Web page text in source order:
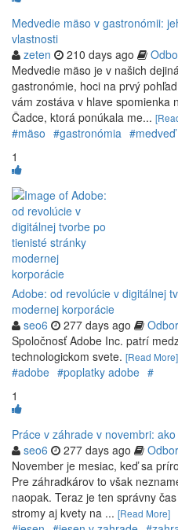
Medvedie mäso v gastronómii:
vlastnosti
zeten
210 days ago
Medvedie mäso je v našich
gastronómie, hoci na prvý
vám zostáva v hlave spomienka
Čadce, ktorá ponúkala me...
#mäso #gastronómia #medveď
1
Adobe: od revolúcie v digitálnej
modernej korporácie
seo6
277 days ago
Spoločnosť Adobe Inc. patrí
technologickom svete. [Read More]
#adobe #poplatky adobe #
1
Práce v záhrade v novembri:
seo6
277 days ago
November je mesiac, keď sa
Pre záhradkárov to však
naopak. Teraz je ten správny
stromy aj kvety na ... [Read More]